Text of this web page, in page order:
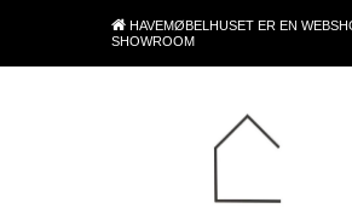
HAVEMØBELHUSET ER EN
SHOWROOM